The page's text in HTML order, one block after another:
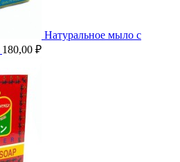
Натуральное мыло с
180,00 ₽